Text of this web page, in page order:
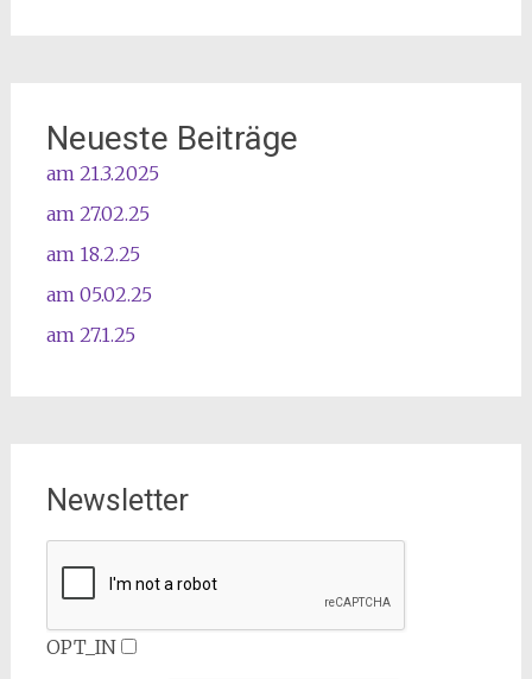
Neueste Beiträge
am 21.3.2025
am 27.02.25
am 18.2.25
am 05.02.25
am 27.1.25
Newsletter
OPT_IN